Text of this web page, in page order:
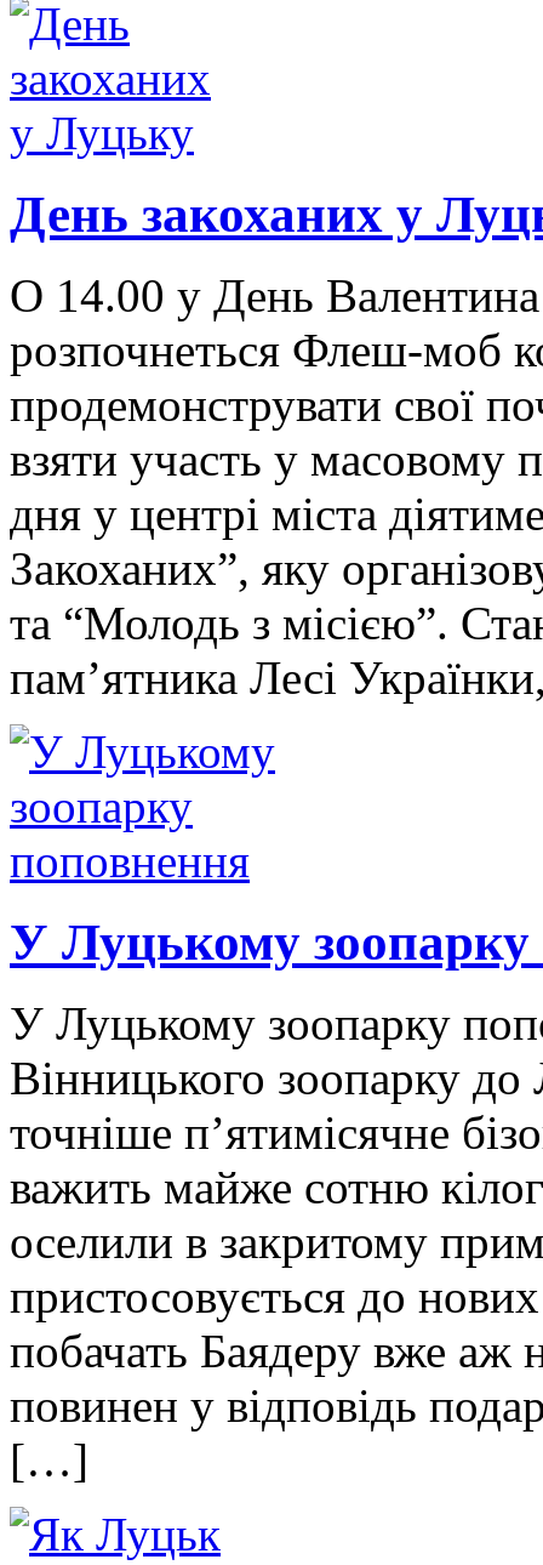
День закоханих у
О 14.00 у День
розпочнеться Флеш-моб
продемонструвати свої
взяти участь у масовому
дня у центрі міста
Закоханих”, яку
та “Молодь з місією”.
пам’ятника Лесі
У Луцькому
У Луцькому зоопарку
Вінницького зоопарку до
точніше п’ятимісячне
важить майже сотню
оселили в закритому
пристосовується до
побачать Баядеру вже аж
повинен у відповідь
[…]